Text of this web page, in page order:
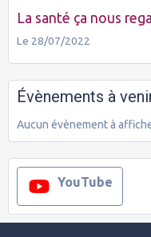
La santé ça nous
Le 28/07/2022
Évènements à
Aucun évènement à
YouTube